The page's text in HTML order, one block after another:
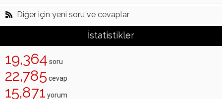
Diğer için yeni soru ve cevaplar
İstatistikler
19,364 soru
22,785 cevap
15,871 yorum